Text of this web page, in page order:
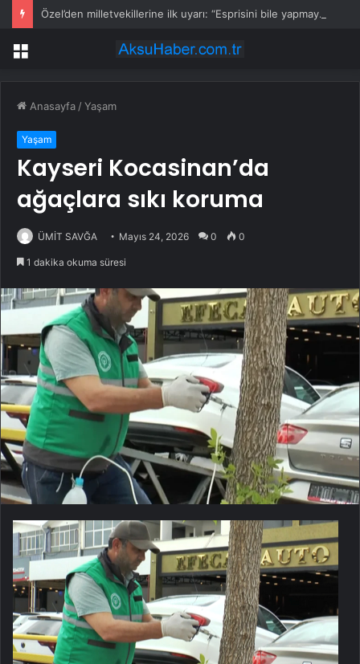
Özel’den milletvekillerine ilk uyarı: “Esprisini bile yapmayacaksınız”
Menü
Anasayfa /Yaşam
Yaşam
Kayseri Kocasinan’da
ağaçlara sıkı koruma
ÜMİT SAVĞA Mayıs 24, 2026 0 0
1 dakika okuma süresi